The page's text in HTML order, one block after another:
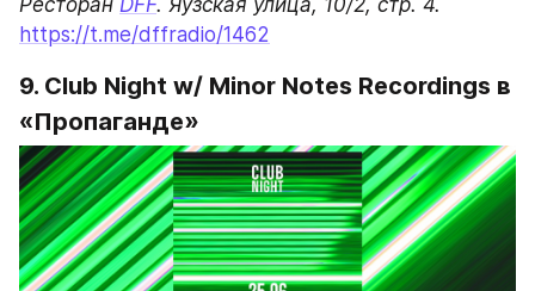
Субботняя клубная ночь в «Пропаганде»
пройдет под грувовые ритмы хауса. В лайнапе:
апологет французского звучания Thierry Tomas,
Anna Revi от лица винилового лейбла Mung